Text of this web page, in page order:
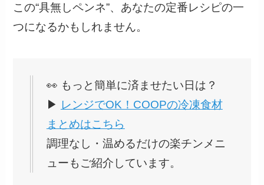
この“具無しペンネ”、あなたの定番レシピの一
つになるかもしれません。
👀 もっと簡単に済ませたい日は？
▶ レンジでOK！COOPの冷凍食材
まとめはこちら
調理なし・温めるだけの楽チンメニ
ューもご紹介しています。